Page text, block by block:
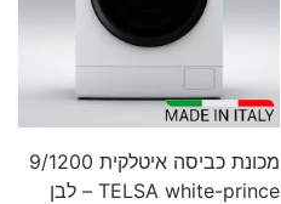
מכונת כביסה איטלקית 9/1200
TELSA white-prince – לבן